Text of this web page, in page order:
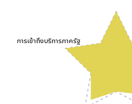
การเข้าถึงบริการภาครัฐ